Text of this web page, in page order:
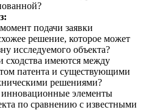
подачи заявки
решение, которое может
исследуемого объекта?
сходства имеются между
патента и существующими
решениями?
элементы
по сравнению с известными